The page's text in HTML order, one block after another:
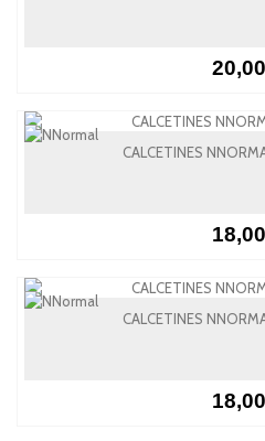
CALCETINES
CALCETINES